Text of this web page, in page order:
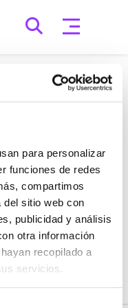
para personalizar
funciones de redes
compartimos
del sitio web con
publicidad y análisis
otra información
recopilado a
servicios.
no